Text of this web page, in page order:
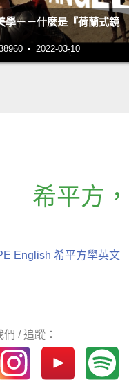
學－－什麼是『荷蘭式鏡
• 2022-03-10
希平方 ，
English 希平方學英文
/ 追蹤：